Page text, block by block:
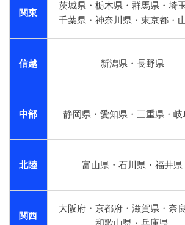
関東
茨城県・栃木県・群馬県・埼
千葉県・神奈川県・東京都・
信越 新潟県・長野県
中部 静岡県・愛知県・三重県・岐
北陸 富山県・石川県・福井県
関西
大阪府・京都府・滋賀県・奈